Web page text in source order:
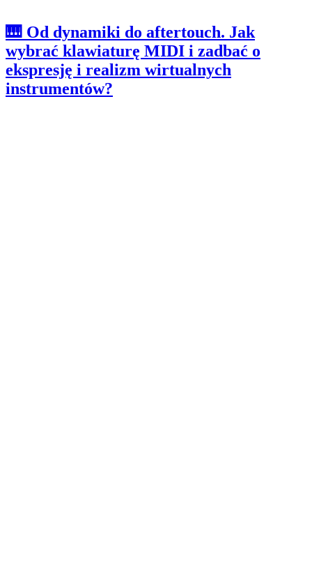
🎹 Od dynamiki do aftertouch. Jak
wybrać klawiaturę MIDI i zadbać o
ekspresję i realizm wirtualnych
instrumentów?